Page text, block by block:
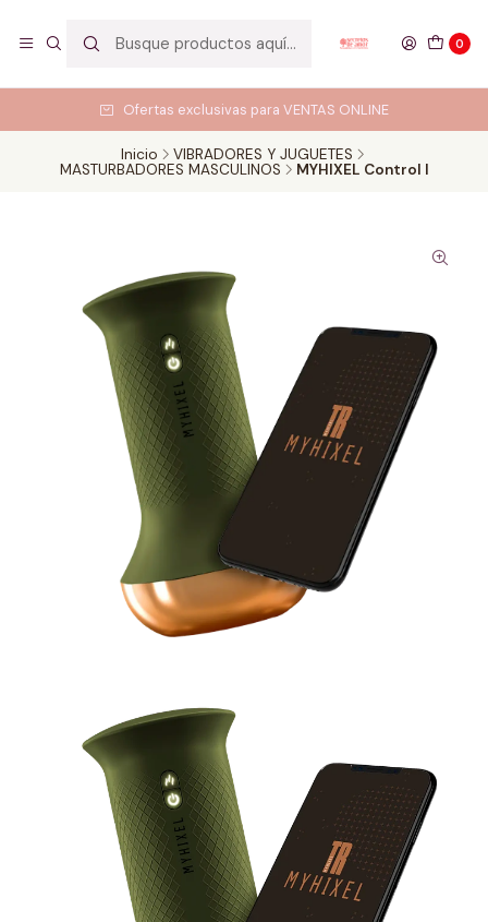
0
Ofertas exclusivas para VENTAS ONLINE
Inicio
VIBRADORES Y JUGUETES
MASTURBADORES MASCULINOS
MYHIXEL Control l